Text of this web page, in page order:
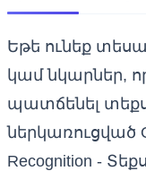
Եթե ունեք
կամ նկարներ,
պատճենել
ներկառուցված
Recognition -